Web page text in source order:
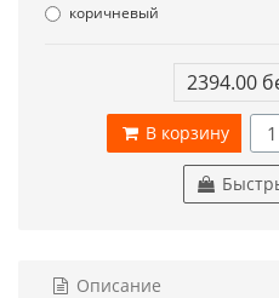
коричневый
2394.00
В корзину
Описание